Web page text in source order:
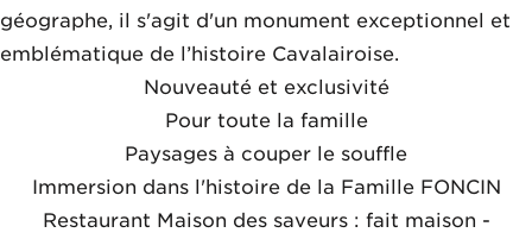
géographe, il s'agit d'un monument exceptionnel et
emblématique de l’histoire Cavalairoise.
Nouveauté et exclusivité
Pour toute la famille
Paysages à couper le souffle
Immersion dans l'histoire de la Famille FONCIN
Restaurant Maison des saveurs : fait maison -